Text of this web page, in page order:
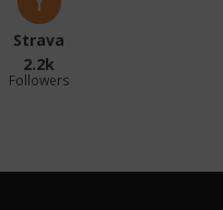
Strava
2.2k
Followers